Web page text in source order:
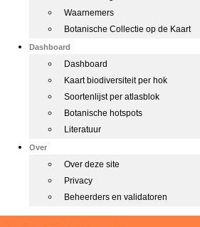
Waarnemers
Botanische Collectie op de Kaart
Dashboard
Dashboard
Kaart biodiversiteit per hok
Soortenlijst per atlasblok
Botanische hotspots
Literatuur
Over
Over deze site
Privacy
Beheerders en validatoren